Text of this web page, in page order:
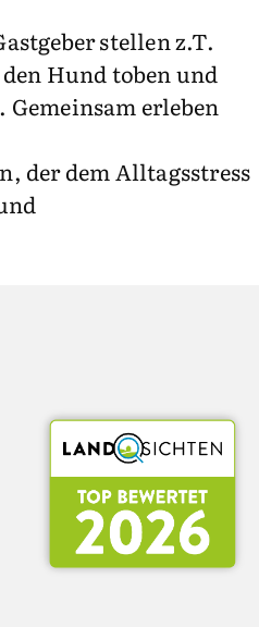
stellen z.T.
Hund toben und
erleben
der dem Alltagsstress